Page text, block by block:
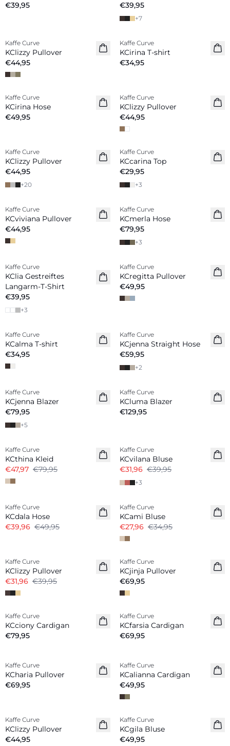
€39,95
€39,95
+7
Neuheiten
Kaffe Curve
KClizzy Pullover
€44,95
Neuheiten
Kaffe Curve
KCirina T-shirt
€34,95
Neuheiten
Kaffe Curve
KCirina Hose
€49,95
Neuheiten
Kaffe Curve
KClizzy Pullover
€44,95
Neuheiten
Kaffe Curve
KClizzy Pullover
€44,95
+20
Neuheiten
Kaffe Curve
KCcarina Top
€29,95
+3
Neuheiten
Kaffe Curve
KCviviana Pullover
€44,95
Neuheiten
Kaffe Curve
KCmerla Hose
€79,95
+3
Neuheiten
Kaffe Curve
KClia Gestreiftes
Langarm-T-Shirt
€39,95
+3
Neuheiten
Kaffe Curve
KCregitta Pullover
€49,95
Neuheiten
Kaffe Curve
KCalma T-shirt
€34,95
Neuheiten
Kaffe Curve
KCjenna Straight Hose
€59,95
+2
Neuheiten
Kaffe Curve
KCjenna Blazer
€79,95
+5
Neuheiten
Kaffe Curve
KCluma Blazer
€129,95
Kaffe Curve
KCthina Kleid
€47,97 €79,95
Kaffe Curve
KCvilana Bluse
€31,96 €39,95
+3
Kaffe Curve
KCdala Hose
€39,96 €49,95
Kaffe Curve
KCami Bluse
€27,96 €34,95
Kaffe Curve
KClizzy Pullover
€31,96 €39,95
Neuheiten
Kaffe Curve
KCjinja Pullover
€69,95
Neuheiten
Kaffe Curve
KCciony Cardigan
€79,95
Neuheiten
Kaffe Curve
KCfarsia Cardigan
€69,95
Neuheiten
Kaffe Curve
KCharia Pullover
€69,95
Neuheiten
Kaffe Curve
KCalianna Cardigan
€49,95
Neuheiten
Kaffe Curve
KClizzy Pullover
€44,95
Neuheiten
Kaffe Curve
KCgila Bluse
€49,95